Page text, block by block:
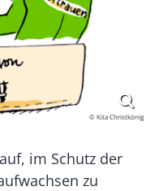
© Kita Christkönig
im Schutz der
zu